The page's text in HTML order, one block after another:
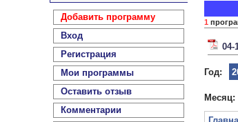
Добавить программу
Вход
Регистрация
Мои программы
Оставить отзыв
Комментарии
1
04-
Год:
Месяц: